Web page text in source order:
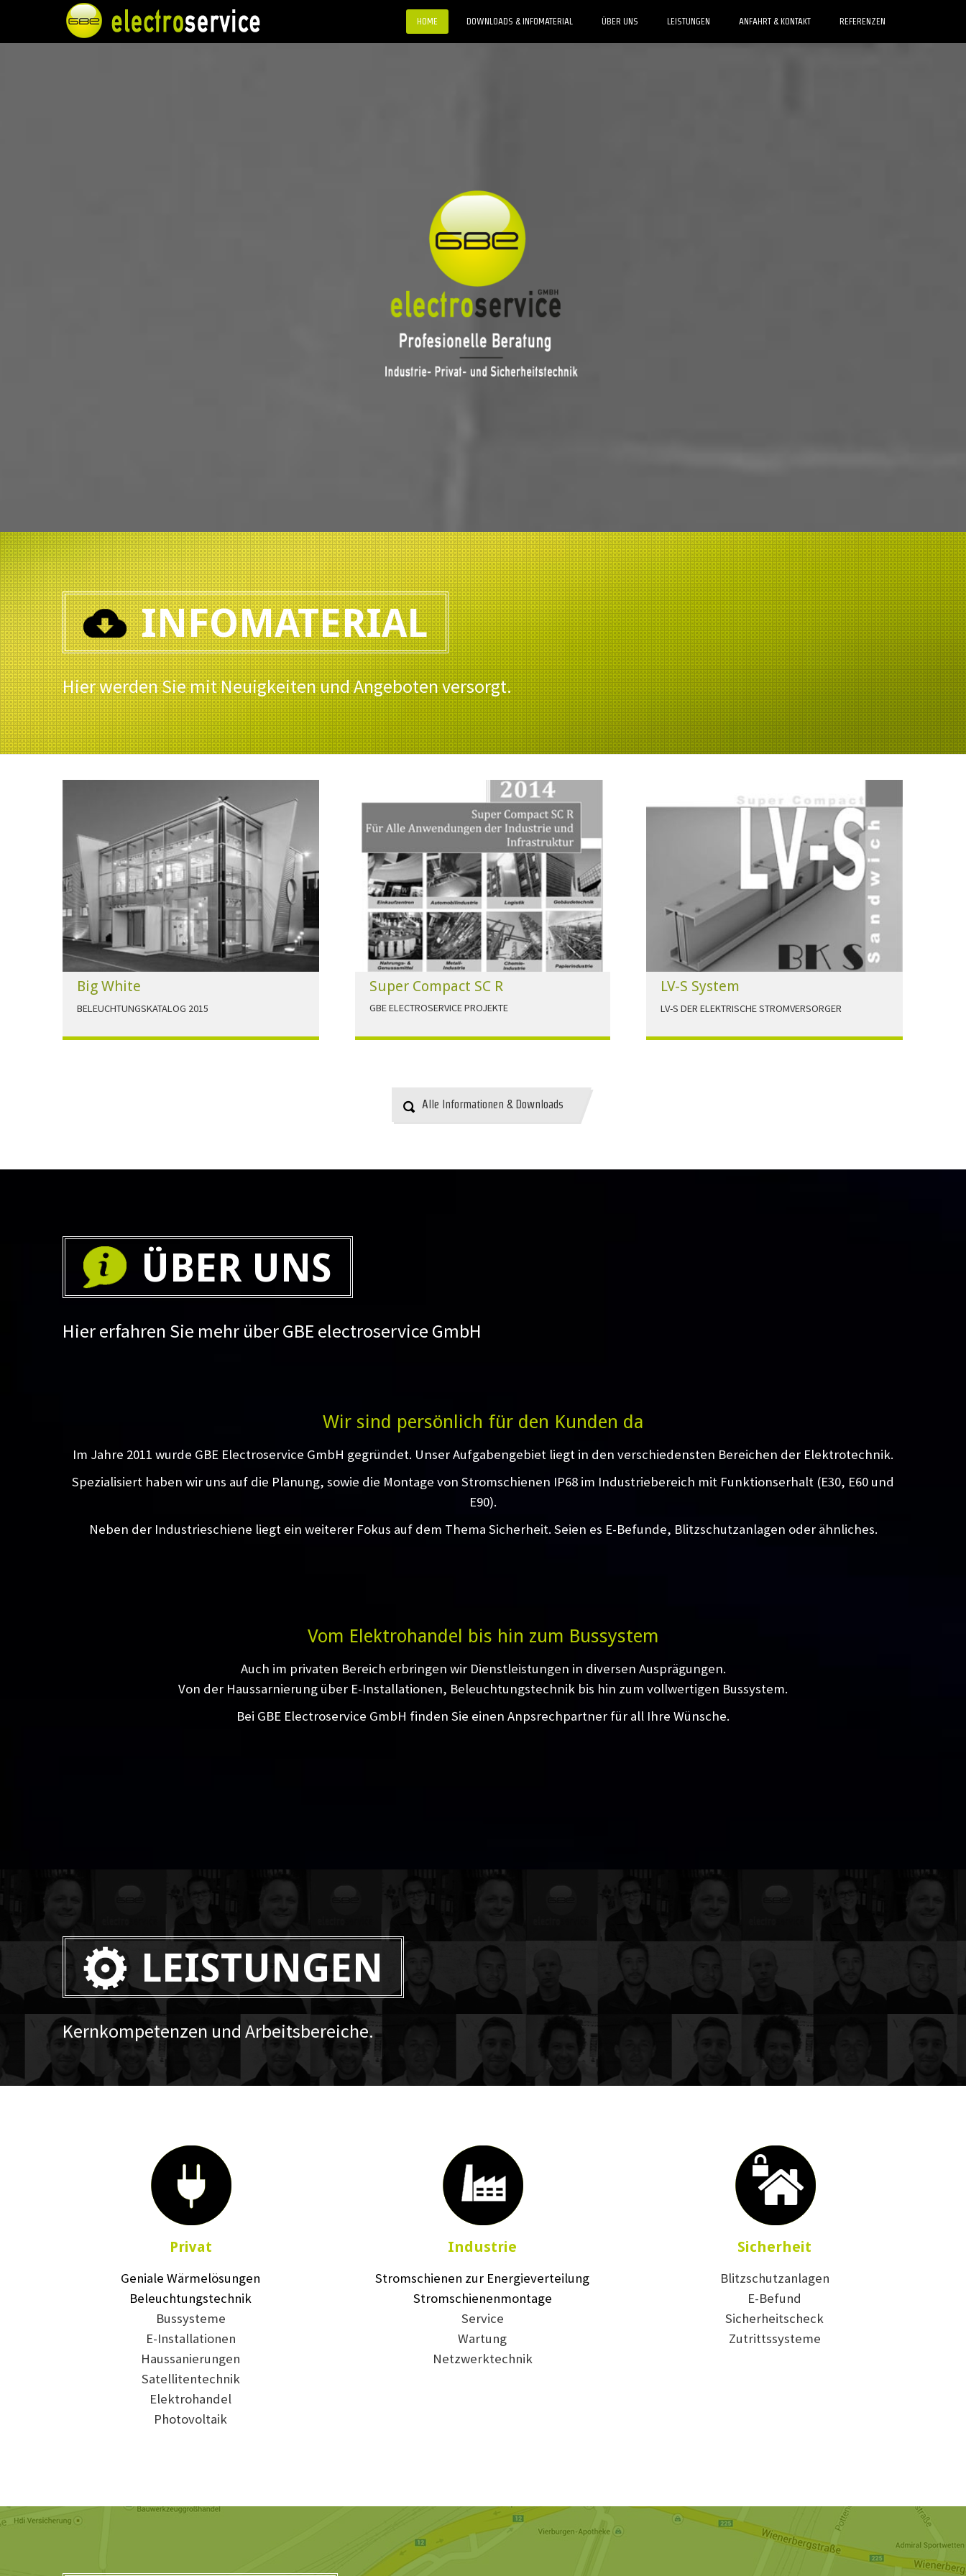
HOME DOWNLOADS & INFOMATERIAL ÜBER UNS LEISTUNGEN ANFAHRT & KONTAKT REFERENZEN
INFOMATERIAL
Hier werden Sie mit Neuigkeiten und Angeboten versorgt.
Big White
BELEUCHTUNGSKATALOG 2015
Super Compact SC R
GBE ELECTROSERVICE PROJEKTE
LV-S System
LV-S DER ELEKTRISCHE STROMVERSORGER
Alle Informationen & Downloads
ÜBER UNS
Hier erfahren Sie mehr über GBE electroservice GmbH
Wir sind persönlich für den Kunden da
Im Jahre 2011 wurde GBE Electroservice GmbH gegründet. Unser Aufgabengebiet liegt in den verschiedensten Bereichen der Elektrotechnik.
Spezialisiert haben wir uns auf die Planung, sowie die Montage von Stromschienen IP68 im Industriebereich mit Funktionserhalt (E30, E60 und
E90).
Neben der Industrieschiene liegt ein weiterer Fokus auf dem Thema Sicherheit. Seien es E-Befunde, Blitzschutzanlagen oder ähnliches.
Vom Elektrohandel bis hin zum Bussystem
Auch im privaten Bereich erbringen wir Dienstleistungen in diversen Ausprägungen.
Von der Haussarnierung über E-Installationen, Beleuchtungstechnik bis hin zum vollwertigen Bussystem.
Bei GBE Electroservice GmbH finden Sie einen Anpsrechpartner für all Ihre Wünsche.
LEISTUNGEN
Kernkompetenzen und Arbeitsbereiche.
Privat
Geniale Wärmelösungen
Beleuchtungstechnik
Bussysteme
E-Installationen
Haussanierungen
Satellitentechnik
Elektrohandel
Photovoltaik
Industrie
Stromschienen zur Energieverteilung
Stromschienenmontage
Service
Wartung
Netzwerktechnik
Sicherheit
Blitzschutzanlagen
E-Befund
Sicherheitscheck
Zutrittssysteme